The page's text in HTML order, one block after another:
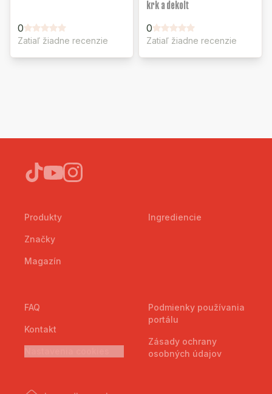
0
Zatiaľ žiadne recenzie
krk a dekolt
0
Zatiaľ žiadne recenzie
Produkty
Značky
Magazín
Ingrediencie
FAQ
Kontakt
Podmienky používania
portálu
Zásady ochrany
osobných údajov